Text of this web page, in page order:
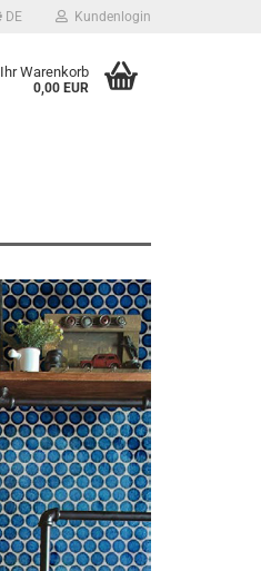
DE Kundenlogin
Ihr Warenkorb
0,00 EUR